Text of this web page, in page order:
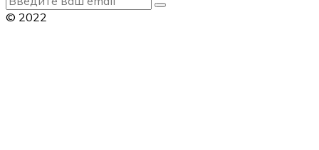
© 2022